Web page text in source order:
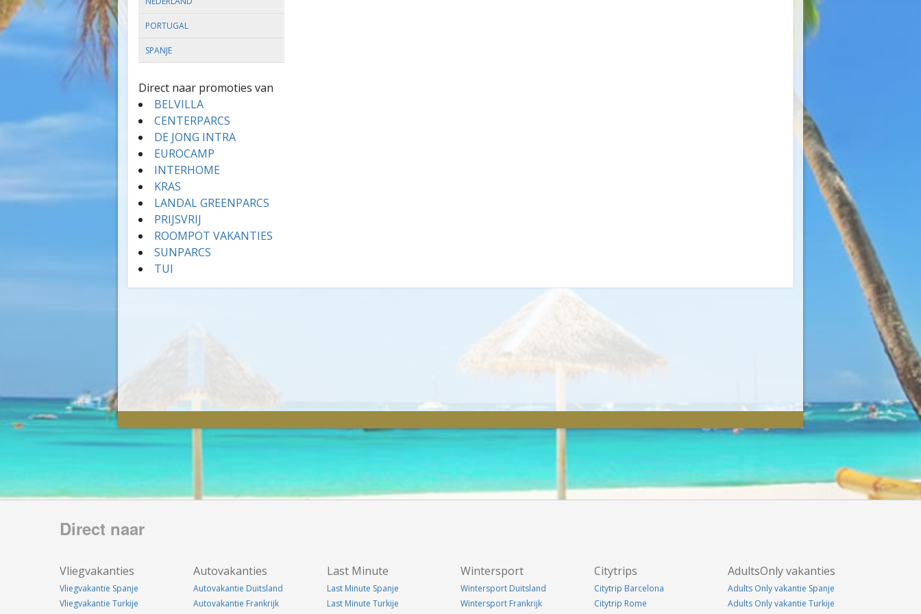
PORTUGAL
SPANJE
Direct naar promoties van
BELVILLA
CENTERPARCS
DE JONG INTRA
EUROCAMP
INTERHOME
KRAS
LANDAL GREENPARCS
PRIJSVRIJ
ROOMPOT VAKANTIES
SUNPARCS
TUI
Direct naar
Vliegvakanties
Vliegvakantie Spanje
Vliegvakantie Turkije
Autovakanties
Autovakantie Duitsland
Autovakantie Frankrijk
Last Minute
Last Minute Spanje
Last Minute Turkije
Wintersport
Wintersport Duitsland
Wintersport Frankrijk
Citytrips
Citytrip Barcelona
Citytrip Rome
AdultsOnly vakanties
Adults Only vakantie Spanje
Adults Only vakantie Turkije